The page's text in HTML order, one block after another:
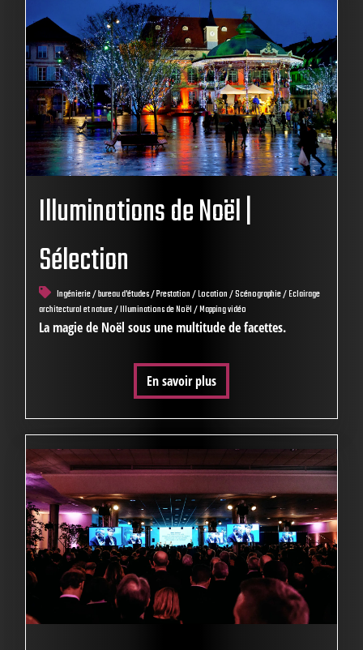
Illuminations de Noël |
Sélection
Ingénierie / bureau d'études / Prestation / Location / Scénographie / Eclairage
architectural et nature / Illuminations de Noël / Mapping vidéo
La magie de Noël sous une multitude de facettes.
En savoir plus